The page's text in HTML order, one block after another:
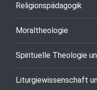
Religionspädagogik
Moraltheologie
Spirituelle Theologie
Liturgiewissenschaft